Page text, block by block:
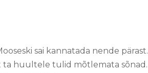
sai kannatada nende pärast.
ta huultele tulid mõtlemata sõnad.